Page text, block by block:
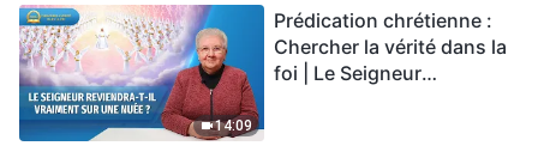
14:09
Prédication chrétienne :
Chercher la vérité dans la
foi | Le Seigneur